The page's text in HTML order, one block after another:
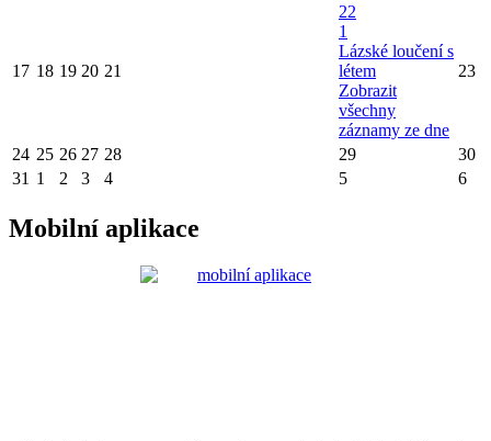
17 18 19 20 21
22
1
Lázské loučení s
létem
Zobrazit
všechny
záznamy ze dne
23
24 25 26 27 28 29
30
31 1 2 3 4 5 6
Mobilní aplikace